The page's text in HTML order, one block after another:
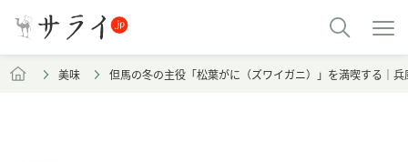
美味 但馬の冬の主役「松葉がに（ズワイガニ）」を満喫する｜